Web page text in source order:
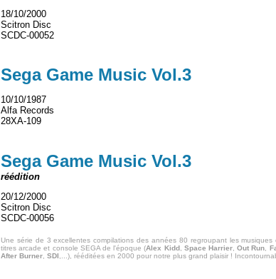
18/10/2000
Scitron Disc
SCDC-00052
Sega Game Music Vol.3
10/10/1987
Alfa Records
28XA-109
Sega Game Music Vol.3
réédition
20/12/2000
Scitron Disc
SCDC-00056
Une série de 3 excellentes compilations des années 80 regroupant les musiques
titres arcade et console SEGA de l'époque (Alex Kidd, Space Harrier ,Out Run
After Burner SDI ,...), rééditées en 2000 pour notre plus grand plaisir !